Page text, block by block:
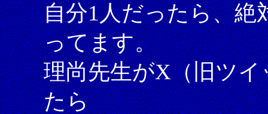
自分1人だったら、絶
ってます。
理尚先生がX（旧ツ
たら